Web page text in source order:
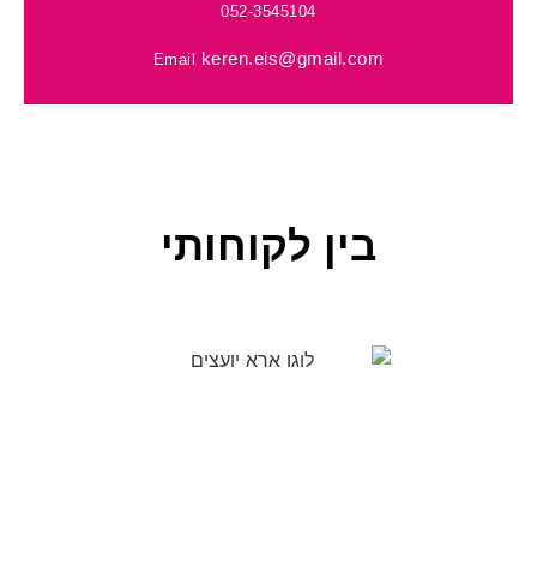
052-3545104
Emailkeren.eis@gmail.com
בין לקוחותי